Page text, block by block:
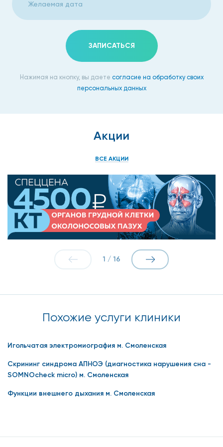
используя оба типа электродов и способы их размещения.
Диагностика занимает от тридцати минут до одного часа.
Пациент располагается в кресле сидя, полулежа или лежа.
Кожу обрабатывают и накладывают электроды.
Регистрацию импульсов проводят два раза – в
Методы обследования имеют высокую точность
Стоимость диагностики зависит от ее масштабов, будет
полное, комплексное обследование, либо только
Методика дает возможность обследовать верхние и
нижние конечности, позвоночник, лицевую часть головы и
другие органы.
Показания для проведения
Комплекс для обследования ЭНМГ в Москве рекомендуют
конечностей;
мышечные боли при движении;
раздражители;
изменения в суставах, скелетной системе;
образования на коже.
ЗАПИСАТЬСЯ
Нажимая на кнопку, вы даете согласие на обработку своих
персональных данных
Акции
ВСЕ АКЦИИ
1 / 16
Похожие услуги клиники
Игольчатая электромиография м. Смоленская
Скрининг синдрома АПНОЭ (диагностика нарушения сна -
SOMNOcheck micro) м. Смоленская
Функции внешнего дыхания м. Смоленская